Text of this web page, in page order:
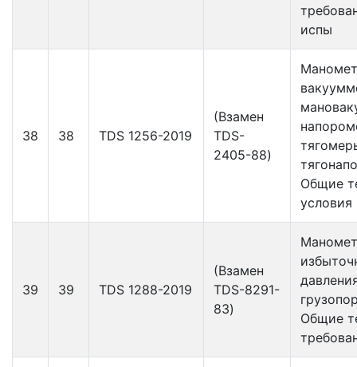
испы
38 38 TDS 1256-2019
(Взамен
TDS-
2405-88)
Общие
условия
39 39 TDS 1288-2019
(Взамен
TDS-8291-
83)
Общие